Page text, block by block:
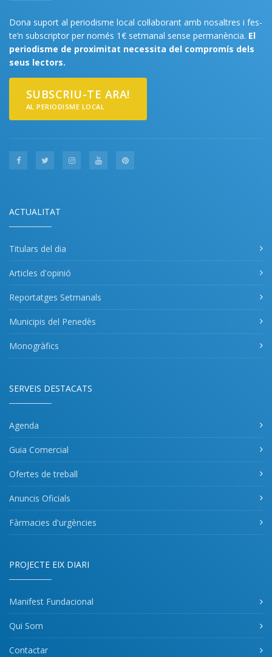
Dona suport al periodisme local col·laborant amb nosaltres i fes-
te’n subscriptor per només 1€ setmanal sense permanència. El
periodisme de proximitat necessita del compromís dels
seus lectors.
SUBSCRIU-TE ARA!
AL PERIODISME LOCAL
ACTUALITAT
Titulars del dia
Articles d'opinió
Reportatges Setmanals
Municipis del Penedès
Monogràfics
SERVEIS DESTACATS
Agenda
Guia Comercial
Ofertes de treball
Anuncis Oficials
Fàrmacies d'urgències
PROJECTE EIX DIARI
Manifest Fundacional
Qui Som
Contactar